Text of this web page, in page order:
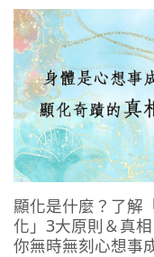
顯化是什麼？了解
化」3大原則＆真
你無時無刻心想事